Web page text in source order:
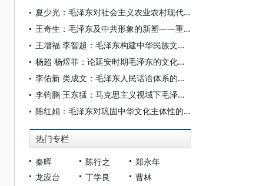
夏少光：毛泽东对社会主义农业农村现代化的初步擘画及历史启示
王奇生：毛泽东及中共形象的新塑——重访埃德加·斯诺的红色中国之旅
王增福 李智超：毛泽东构建中华民族文化主体性的历史审思与时代启示
杨超 杨煜菲：论延安时期毛泽东的文化现代化思想
李佑新 类成文：毛泽东人民话语体系的重大意义
李钧鹏 王东猛：马克思主义视域下毛泽东的战争社会学思想
陈红娟：毛泽东对巩固中华文化主体性的三维探赜
热门专栏
秦晖 陈行之
郑永年
龙应台
丁学良
曹林